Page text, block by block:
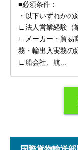
■必須条件：
・以下いずれかの
∟法人営業経験（
∟メーカー・貿易
務・輸出入実務の
∟船会社、航...